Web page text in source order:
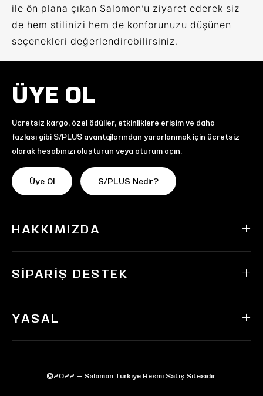
ile ön plana çıkan Salomon’u ziyaret ederek siz
de hem stilinizi hem de konforunuzu düşünen
seçenekleri değerlendirebilirsiniz.
ÜYE OL
Ücretsiz kargo, özel ödüller, etkinliklere erişim ve daha
fazlası gibi S/PLUS avantajlarından yararlanmak için ücretsiz
olarak hesabınızı oluşturun veya oturum açın.
Üye Ol S/PLUS Nedir?
HAKKIMIZDA
SIPARIŞ DESTEK
YASAL
©2022 — Salomon Türkiye Resmi Satış Sitesidir.